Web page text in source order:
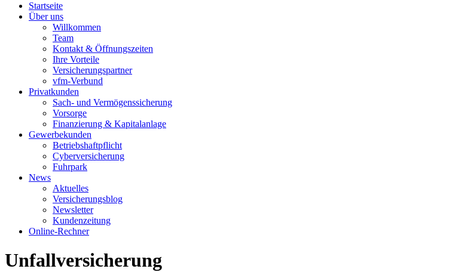
Startseite
Über uns
Willkommen
Team
Kontakt & Öffnungszeiten
Ihre Vorteile
Versicherungspartner
vfm-Verbund
Privatkunden
Sach- und Vermögenssicherung
Vorsorge
Finanzierung & Kapitalanlage
Gewerbekunden
Betriebshaftpflicht
Cyberversicherung
Fuhrpark
News
Aktuelles
Versicherungsblog
Newsletter
Kundenzeitung
Online-Rechner
Unfallversicherung